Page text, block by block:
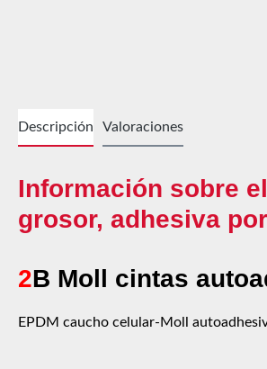
Descripción Valoraciones
Información sobre
grosor, adhesiva
2B Moll cintas
EPDM caucho celular-Moll